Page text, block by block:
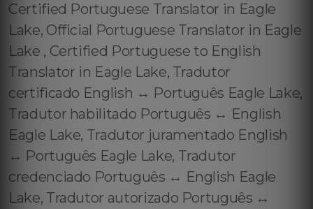
Certified Portuguese Translator in Eagle
Lake, Official Portuguese Translator in Eagle
Lake , Certified Portuguese to English
Translator in Eagle Lake, Tradutor
certificado English ↔️ Português Eagle Lake,
Tradutor habilitado Português ↔️ English
Eagle Lake, Tradutor juramentado English
↔️ Português Eagle Lake, Tradutor
credenciado Português ↔️ English Eagle
Lake, Tradutor autorizado Português ↔️